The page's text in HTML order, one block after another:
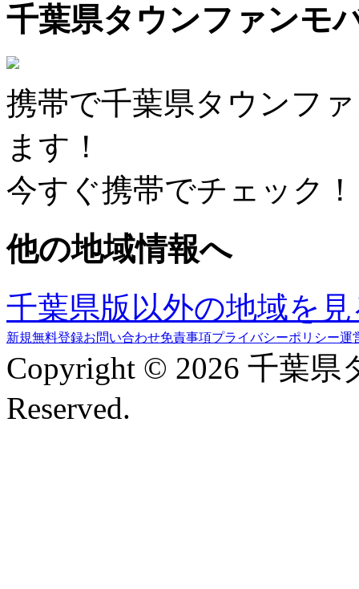
千葉県タウンファンモ
携帯で千葉県タウンフ
ます！
今すぐ携帯でチェック！
他の地域情報へ
千葉県版以外の地域を
新規無料登録お問い合わせ免責事項プライバシーポリシー運
Copyright © 2026 千葉
Reserved.